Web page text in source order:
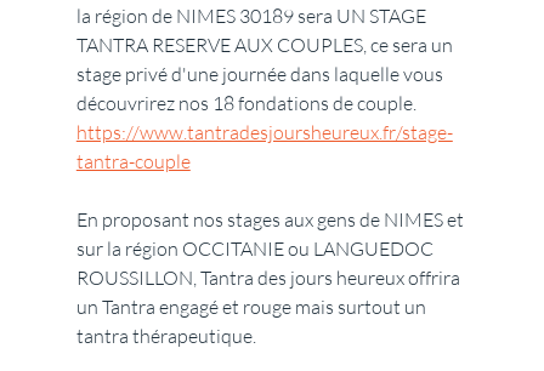
la région de NIMES 30189 sera UN STAGE
TANTRA RESERVE AUX COUPLES, ce sera un
stage privé d'une journée dans laquelle vous
découvrirez nos 18 fondations de couple.
https://www.tantradesjoursheureux.fr/stage-
tantra-couple
En proposant nos stages aux gens de NIMES et
sur la région OCCITANIE ou LANGUEDOC
ROUSSILLON, Tantra des jours heureux offrira
un Tantra engagé et rouge mais surtout un
tantra thérapeutique.